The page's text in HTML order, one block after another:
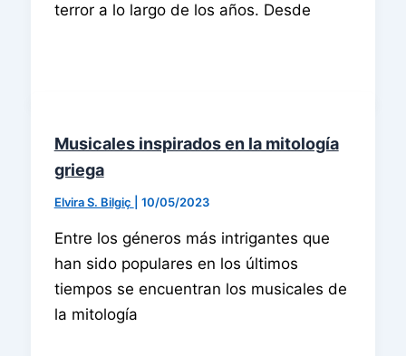
terror a lo largo de los años. Desde
Musicales inspirados en la mitología
griega
Elvira S. Bilgiç 10/05/2023
Entre los géneros más intrigantes que
han sido populares en los últimos
tiempos se encuentran los musicales de
la mitología